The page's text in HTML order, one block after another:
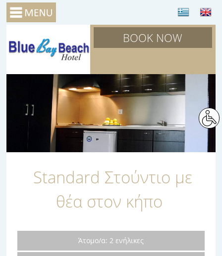
BOOK NOW
Standard Στούντιο με
θέα στον κήπο
Άτομο/α: 2 ενήλικες